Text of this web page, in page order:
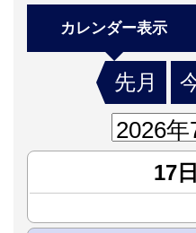
カレンダー表示
先月
17日